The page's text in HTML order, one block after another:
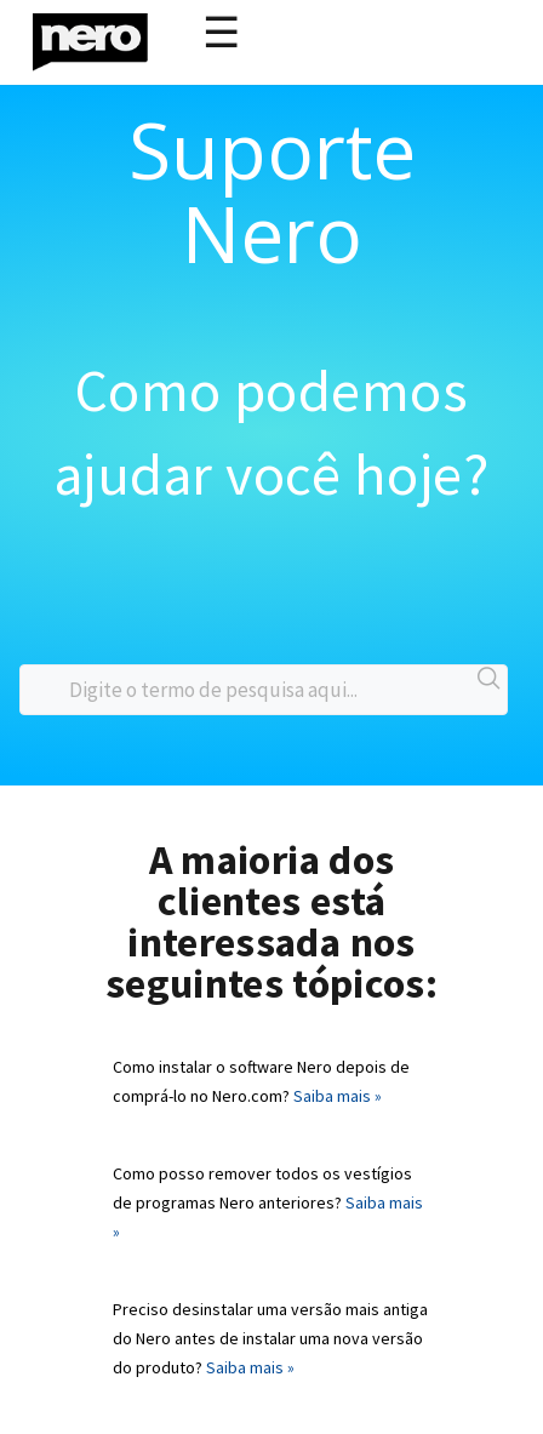
☰
Suporte
Nero
Como podemos
ajudar você hoje?
A maioria dos
clientes está
interessada nos
seguintes tópicos:
Como instalar o software Nero depois de
comprá-lo no Nero.com? Saiba mais »
Como posso remover todos os vestígios
de programas Nero anteriores? Saiba mais
»
Preciso desinstalar uma versão mais antiga
do Nero antes de instalar uma nova versão
do produto? Saiba mais »